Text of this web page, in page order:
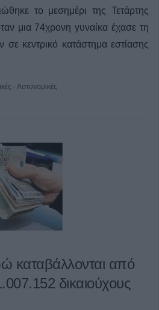
το μεσημέρι της Τετάρτης
μια 74χρονη γυναίκα έχασε τη
κεντρικό κατάστημα εστίασης
- Αστυνομικές
καταβάλλονται από
δικαιούχους